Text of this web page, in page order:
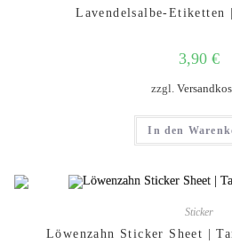
Lavendelsalbe-Etiketten
3,90 €
zzgl.
In den
Sticker
Löwenzahn Sticker Sheet |